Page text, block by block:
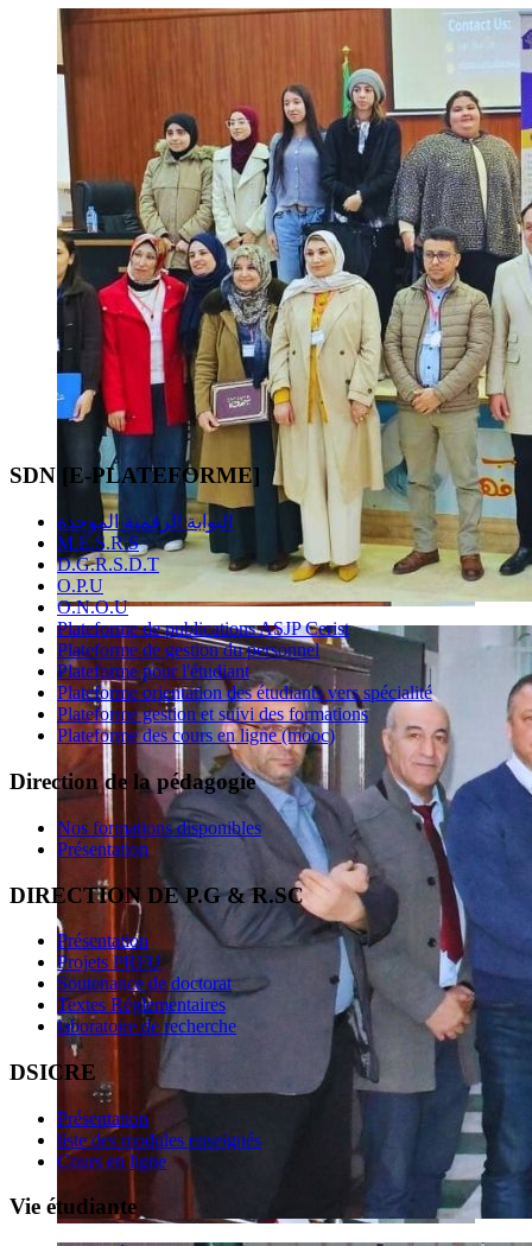
SDN [E-PLATEFORME]
البوابة الرقمية الموحدة
M.E.S.R.S
D.G.R.S.D.T
O.P.U
O.N.O.U
Plateforme de publications ASJP Cerist
Plateforme de gestion du personnel
Plateforme pour l'étudiant
Plateforme orientation des étudiants vers spécialité
Plateforme gestion et suivi des formations
Plateforme des cours en ligne (mooc)
Direction de la pédagogie
Nos formations disponibles
Présentation
DIRECTION DE P.G & R.SC
Présentation
Projets PRFU
Soutenance de doctorat
Textes Réglementaires
laboratoire de recherche
DSICRE
Présentation
liste des modules enseignés
Cours en ligne
Vie étudiante